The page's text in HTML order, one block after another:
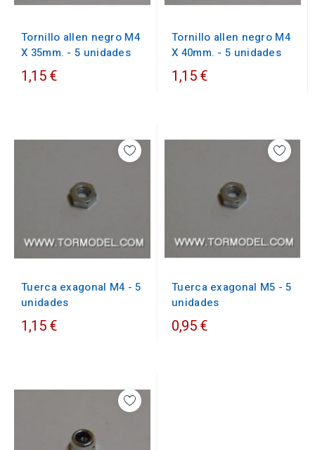
Tornillo allen negro M4
X 35mm. - 5 unidades
1,15 €
Tornillo allen negro M4
X 40mm. - 5 unidades
1,15 €
Tuerca exagonal M4 - 5
unidades
1,15 €
Tuerca exagonal M5 - 5
unidades
0,95 €